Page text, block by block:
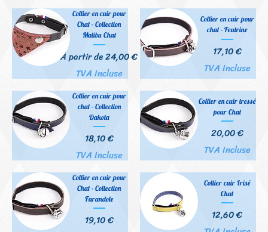
Collier en cuir pour
Chat - Collection
Malibu Chat
À partir de24,00 €
Prix promotionnel
TVA Incluse
Collier en cuir pour
chat - Feutrine
Prix
17,10 €
TVA Incluse
Collier en cuir pour
chat - Collection
Dakota
Prix
18,10 €
TVA Incluse
Collier en cuir tressé
pour Chat
Prix
20,00 €
TVA Incluse
Collier en cuir pour
Chat - Collection
Farandole
Prix
19,10 €
Collier cuir Irisé
Chat
Prix
12,60 €